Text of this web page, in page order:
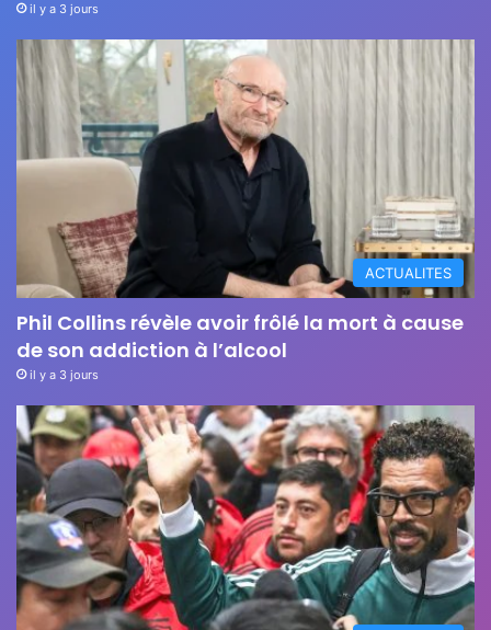
il y a 3 jours
ACTUALITES
Phil Collins révèle avoir frôlé la mort à cause
de son addiction à l’alcool
il y a 3 jours